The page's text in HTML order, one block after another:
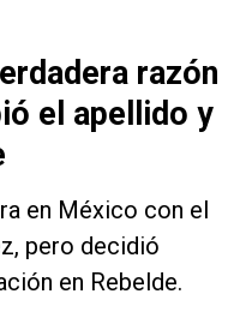
razón
el apellido y
en México con el
pero decidió
en Rebelde.